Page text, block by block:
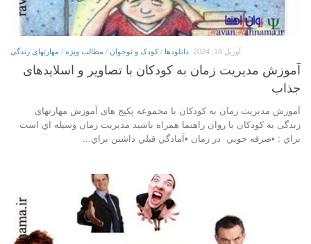
دانلودها /کودک و نوجوان / مطالب ویژه / مهارتهای زندگی آوریل 18, 2024
آموزش مدیریت زمان به کودکان با تصاویر و اسلایدهای
جذاب
آموزش مدیریت زمان به کودکان با مجموعه پکیج های آموزش مهارتهای
زندگی به کودکان با روان راهنما همراه باشید مديريت زمان وسيله اي است
براي : •صرفه جويي در زمان •آمادگي قبلي داشتن براي...